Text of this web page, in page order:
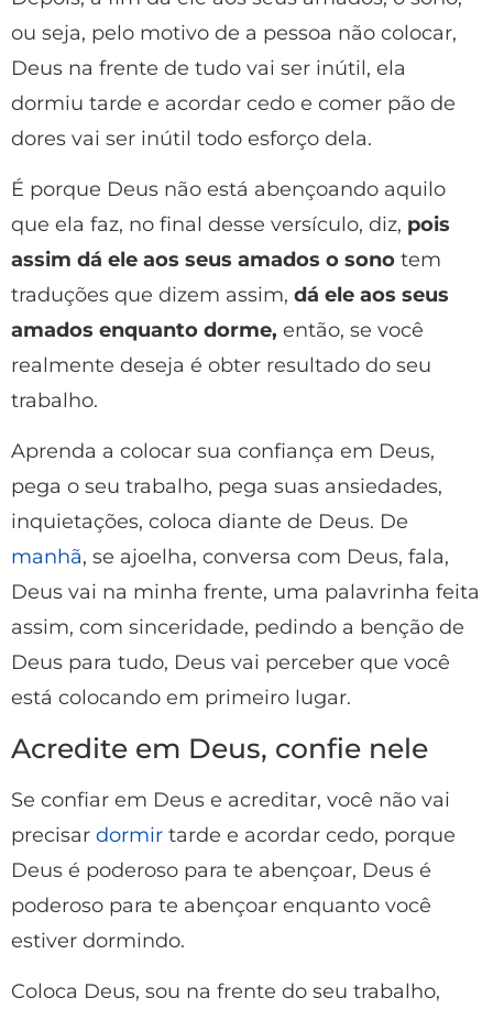
ou seja, pelo motivo de a pessoa não colocar,
Deus na frente de tudo vai ser inútil, ela
dormiu tarde e acordar cedo e comer pão de
dores vai ser inútil todo esforço dela.
É porque Deus não está abençoando aquilo
que ela faz, no final desse versículo, diz, pois
assim dá ele aos seus amados o sono tem
traduções que dizem assim, dá ele aos seus
amados enquanto dorme, então, se você
realmente deseja é obter resultado do seu
trabalho.
Aprenda a colocar sua confiança em Deus,
pega o seu trabalho, pega suas ansiedades,
inquietações, coloca diante de Deus. De
manhã, se ajoelha, conversa com Deus, fala,
Deus vai na minha frente, uma palavrinha feita
assim, com sinceridade, pedindo a benção de
Deus para tudo, Deus vai perceber que você
está colocando em primeiro lugar.
Acredite em Deus, confie nele
Se confiar em Deus e acreditar, você não vai
precisar dormir tarde e acordar cedo, porque
Deus é poderoso para te abençoar, Deus é
poderoso para te abençoar enquanto você
estiver dormindo.
Coloca Deus, sou na frente do seu trabalho,